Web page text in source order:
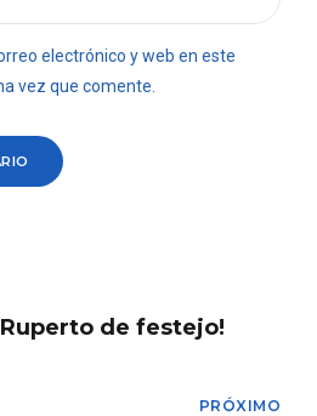
electrónico y web en este
vez que comente.
de festejo!
PRÓXIMO